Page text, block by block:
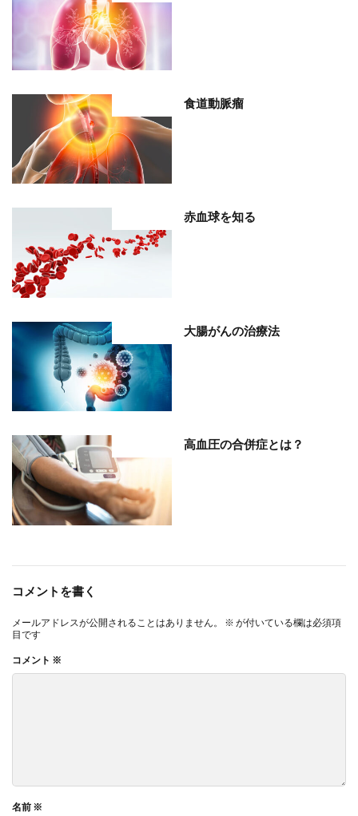
食道動脈瘤
赤血球を知る
大腸がんの治療法
高血圧の合併症とは？
コメントを書く
メールアドレスが公開されることはありません。 ※ が付いている欄は必須項
目です
コメント ※
名前 ※